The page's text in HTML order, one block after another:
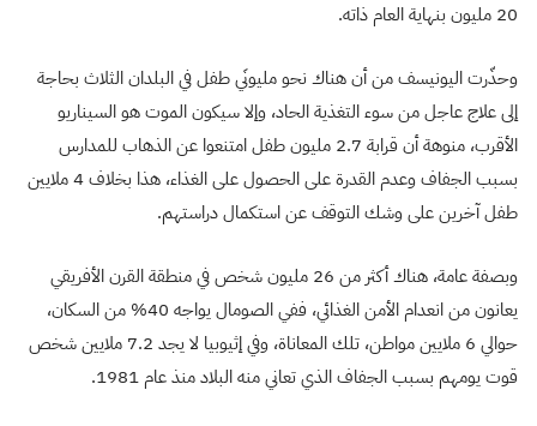
20 مليون بنهاية العام ذاته.
وحذّرت اليونيسف من أن هناك نحو مليونَي طفل في البلدان الثلاث بحاجة
إلى علاج عاجل من سوء التغذية الحاد، وإلا سيكون الموت هو السيناريو
الأقرب، منوهة أن قرابة 2.7 مليون طفل امتنعوا عن الذهاب للمدارس
بسبب الجفاف وعدم القدرة على الحصول على الغذاء، هذا بخلاف 4 ملايين
طفل آخرين على وشك التوقف عن استكمال دراستهم.
وبصفة عامة، هناك أكثر من 26 مليون شخص في منطقة القرن الأفريقي
يعانون من انعدام الأمن الغذائي، ففي الصومال يواجه 40% من السكان،
حوالي 6 ملايين مواطن، تلك المعاناة، وفي إثيوبيا لا يجد 7.2 ملايين شخص
قوت يومهم بسبب الجفاف الذي تعاني منه البلاد منذ عام 1981.